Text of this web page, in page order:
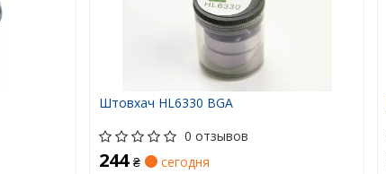
Штовхач HL6330 BGA
0 отзывов
244₴
сегодня